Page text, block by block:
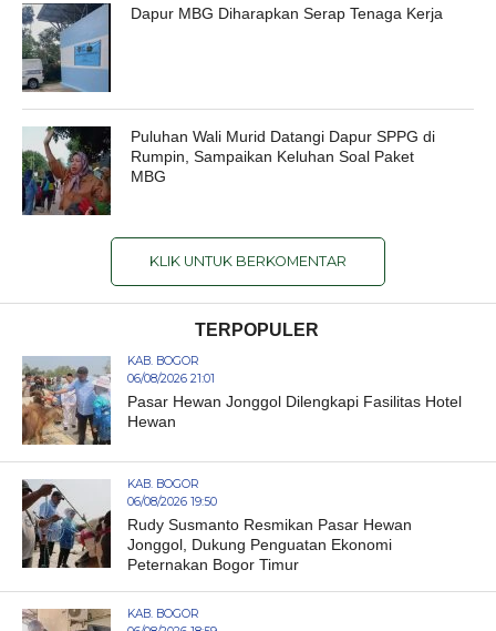
Dapur MBG Diharapkan Serap Tenaga Kerja
Puluhan Wali Murid Datangi Dapur SPPG di
Rumpin, Sampaikan Keluhan Soal Paket
MBG
KLIK UNTUK BERKOMENTAR
TERPOPULER
KAB. BOGOR
06/08/2026 21:01
Pasar Hewan Jonggol Dilengkapi Fasilitas Hotel
Hewan
KAB. BOGOR
06/08/2026 19:50
Rudy Susmanto Resmikan Pasar Hewan
Jonggol, Dukung Penguatan Ekonomi
Peternakan Bogor Timur
KAB. BOGOR